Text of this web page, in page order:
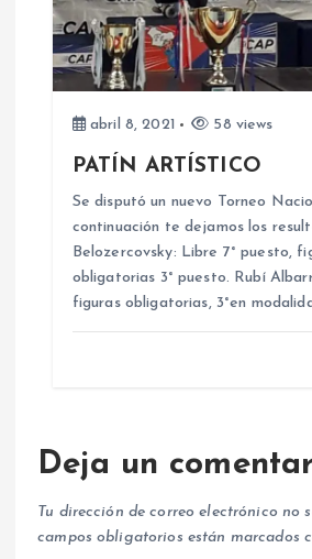
abril 8, 2021 58 views
PATÍN ARTÍSTICO
Se disputó un nuevo Torneo
continuación te dejamos los
Belozercovsky: Libre 7° puesto,
obligatorias 3° puesto. Rubí
figuras obligatorias, 3°en
Deja un
Tu dirección de correo electrónico no
campos obligatorios están marcados